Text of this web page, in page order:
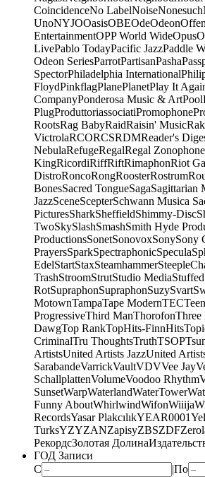
CoincidenceNo LabelNoiseNonesuch
UnoNYJOOasisOBEOdeOdeon
EntertainmentOPP World WideOpus
LivePablo TodayPacific JazzPaddle
Odeon SeriesParrotPartisanPasha
SpectorPhiladelphia International
FloydPinkflagPlanePlanetPlay It
CompanyPonderosa Music & ArtPool
PlugProduttoriassociatiPromophone
RootsRag BabyRaidRaisin' MusicRak
VictrolaRCORCSRDMReader's
NebulaRefugeRegalRegal Zonophone
KingRicordiRiffRiftRimaphonRiot
DistroRoncoRongRoosterRostrum
BonesSacred TongueSagaSagittarian
JazzSceneScepterSchwann Musica
PicturesSharkSheffieldShimmy-Disc
TwoSkySlashSmashSmith Hyde
ProductionsSonetSonovoxSonySony
PrayersSparkSpectraphonicSpecula
EdelStartStaxSteamhammer
TrashStroomStrutStudio Media
RotSupraphonSupraphonSuzySvart
MotownTampaTape ModernTEC
ProgressiveThird ManThorofon
DawgTop RankTopHits-FinnHits
CriminalTru ThoughtsTruthTSOP
ArtistsUnited Artists JazzUnited
SarabandeVarrickVaultVDVVee Jay
SchallplattenVolumeVoodoo Rhythm
SunsetWarpWaterlandWaterTower
Funny AboutWhirlwindWifonWiiija
RecordsYasar PlakcılıkYEAR0001
TurksYZYZANZapisyZBSZDF
РекордсЗолотая Долина
ГОД Записи
С
|По